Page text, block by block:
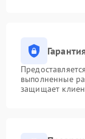
выполненные
защищает